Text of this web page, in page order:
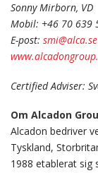
Sonny Mirborn, VD
Mobil: +46 70 639
E-post: smi@alca.se
Certified Adviser:
Om Alcadon
Alcadon bedriver
Tyskland,
1988 etablerat sig